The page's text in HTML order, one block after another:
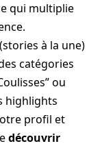
qui multiplie
à la une)
catégories
ou
highlights
profil et
découvrir